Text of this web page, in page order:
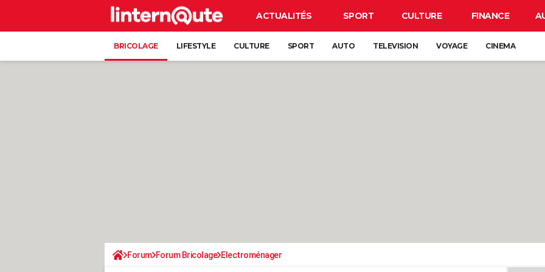
ACTUALITÉS SPORT CULTURE FINANCE
BRICOLAGE LIFESTYLE CULTURE SPORT AUTO TELEVISION VOYAGE CINEMA
Forum Forum Bricolage Electroménager